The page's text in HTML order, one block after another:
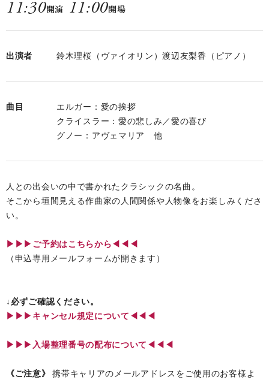
11:30開演 11:00開場
出演者 鈴木理桜（ヴァイオリン）渡辺友梨香（ピアノ）
曲目
エルガー：愛の挨拶
クライスラー：愛の悲しみ／愛の喜び
グノー：アヴェマリア 他
人との出会いの中で書かれたクラシックの名曲。
そこから垣間見える作曲家の人間関係や人物像をお楽しみくださ
い。
▶︎▶︎▶︎ご予約はこちらから◀◀◀
（申込専用メールフォームが開きます）
↓必ずご確認ください。
▶︎▶︎▶︎キャンセル規定について◀◀◀
▶︎▶︎▶︎入場整理番号の配布について◀◀◀
《ご注意》
携帯キャリアのメールアドレスをご使用のお客様よ